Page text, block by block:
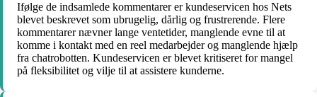
Ifølge de indsamlede kommentarer er kundeservicen hos Nets
blevet beskrevet som ubrugelig, dårlig og frustrerende. Flere
kommentarer nævner lange ventetider, manglende evne til at
komme i kontakt med en reel medarbejder og manglende hjælp
fra chatrobotten. Kundeservicen er blevet kritiseret for mangel
på fleksibilitet og vilje til at assistere kunderne.